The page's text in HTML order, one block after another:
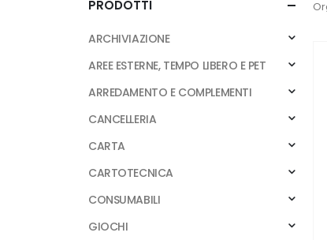
PRODOTTI
ARCHIVIAZIONE
AREE ESTERNE, TEMPO LIBERO E PET
ARREDAMENTO E COMPLEMENTI
CANCELLERIA
CARTA
CARTOTECNICA
CONSUMABILI
GIOCHI